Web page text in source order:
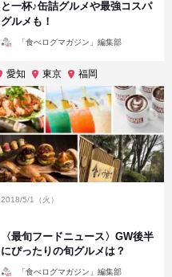
と一杯♪缶詰グルメや最強コスパ
グルメも！
「食べログマガジン」編集部
愛知 東京 福岡
2018/5/1（火）
〈最旬フードニュース〉GW後半
にぴったりの旬グルメは？
「食べログマガジン」編集部